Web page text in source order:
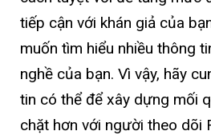
tiếp cận với khán giả của
muốn tìm hiểu nhiều thông
nghề của bạn. Vì vậy, hãy
tin có thể để xây dựng mối
chặt hơn với người theo dõi